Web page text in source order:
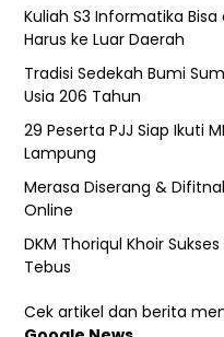
Kuliah S3 Informatika
Harus ke Luar Daerah
Tradisi Sedekah Bumi
Usia 206 Tahun
29 Peserta PJJ Siap Ikuti
Lampung
Merasa Diserang &
Online
DKM Thoriqul Khoir
Tebus
Cek artikel dan berita